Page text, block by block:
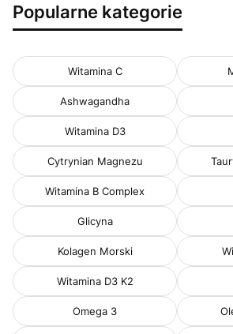
Popularne kategorie
Witamina C
Ashwagandha
Witamina D3
Cytrynian Magnezu
Witamina B Complex
Glicyna
Kolagen Morski
Witamina D3 K2
Omega 3